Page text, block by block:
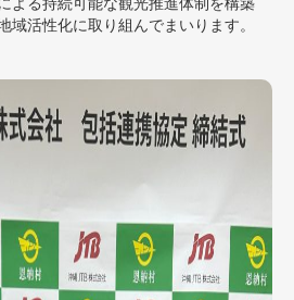
域活性化に取り組んでまいります。